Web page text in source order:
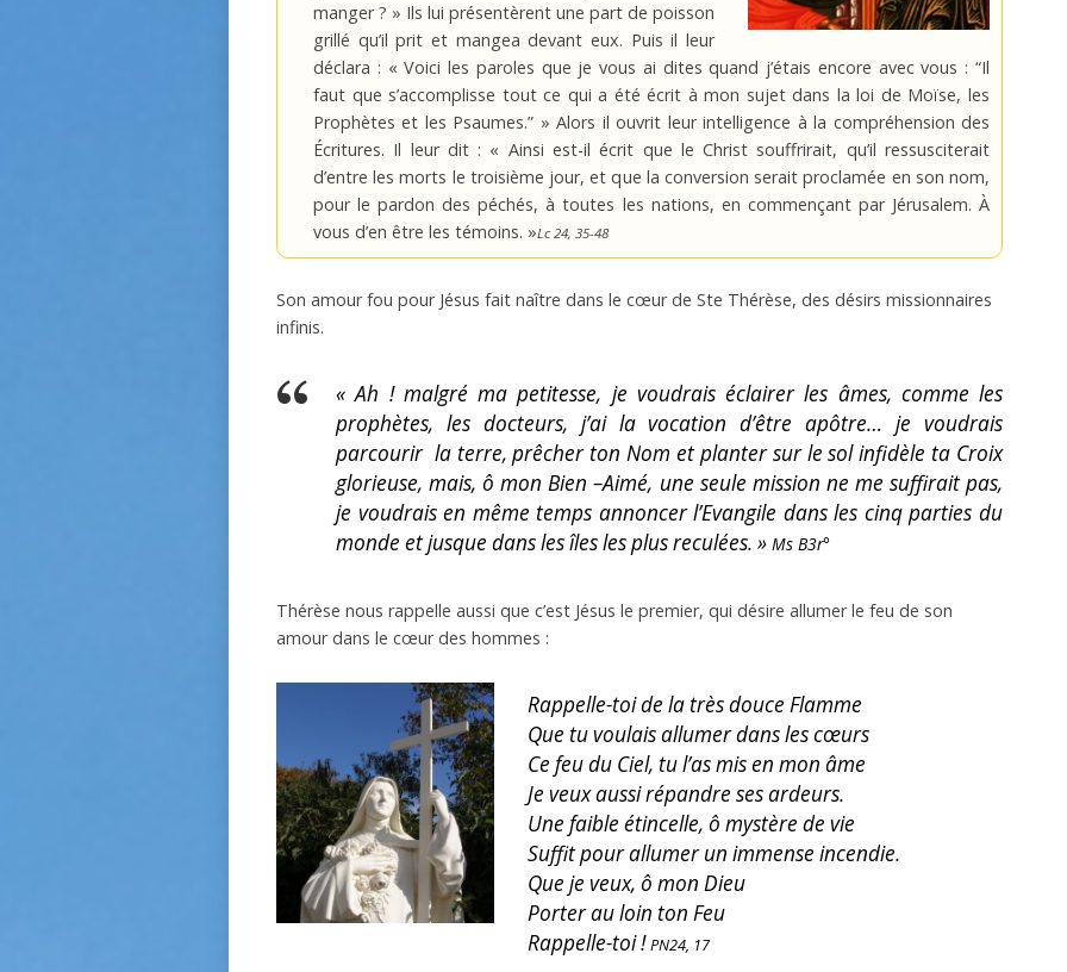
manger ? » Ils lui présentèrent une part de poisson
grillé qu’il prit et mangea devant eux. Puis il leur
déclara : « Voici les paroles que je vous ai dites quand j’étais encore avec vous : “Il
faut que s’accomplisse tout ce qui a été écrit à mon sujet dans la loi de Moïse, les
Prophètes et les Psaumes.” » Alors il ouvrit leur intelligence à la compréhension des
Écritures. Il leur dit : « Ainsi est-il écrit que le Christ souffrirait, qu’il ressusciterait
d’entre les morts le troisième jour, et que la conversion serait proclamée en son nom,
pour le pardon des péchés, à toutes les nations, en commençant par Jérusalem. À
vous d’en être les témoins. »Lc 24, 35-48
Son amour fou pour Jésus fait naître dans le cœur de Ste Thérèse, des désirs missionnaires
infinis.
« Ah ! malgré ma petitesse, je voudrais éclairer les âmes, comme les
prophètes, les docteurs, j’ai la vocation d’être apôtre… je voudrais
parcourir la terre, prêcher ton Nom et planter sur le sol infidèle ta Croix
glorieuse, mais, ô mon Bien –Aimé, une seule mission ne me suffirait pas,
je voudrais en même temps annoncer l’Evangile dans les cinq parties du
monde et jusque dans les îles les plus reculées. » Ms B3r°
Thérèse nous rappelle aussi que c’est Jésus le premier, qui désire allumer le feu de son
amour dans le cœur des hommes :
Rappelle-toi de la très douce Flamme
Que tu voulais allumer dans les cœurs
Ce feu du Ciel, tu l’as mis en mon âme
Je veux aussi répandre ses ardeurs.
Une faible étincelle, ô mystère de vie
Suffit pour allumer un immense incendie.
Que je veux, ô mon Dieu
Porter au loin ton Feu
Rappelle-toi !PN24, 17